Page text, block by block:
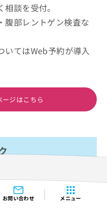
お問い合わせ メニュー
談を受付。
腹部レントゲン検査な
いてはWeb予約が導入
ジはこちら